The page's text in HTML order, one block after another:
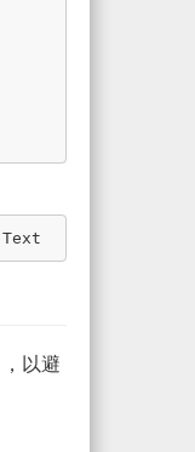
Text
，以避